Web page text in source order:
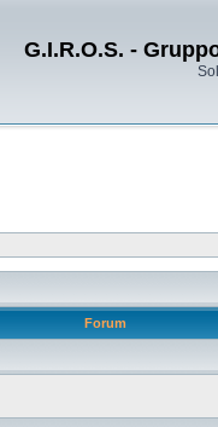
G.I.R.O.S. -
Forum